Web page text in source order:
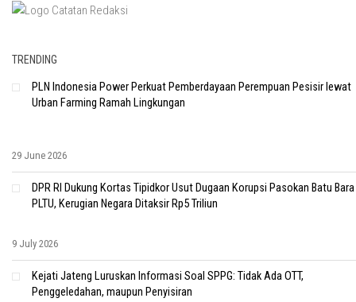
TRENDING
PLN Indonesia Power Perkuat Pemberdayaan Perempuan Pesisir lewat
Urban Farming Ramah Lingkungan
29 June 2026
DPR RI Dukung Kortas Tipidkor Usut Dugaan Korupsi Pasokan Batu Bara
PLTU, Kerugian Negara Ditaksir Rp5 Triliun
9 July 2026
Kejati Jateng Luruskan Informasi Soal SPPG: Tidak Ada OTT,
Penggeledahan, maupun Penyisiran